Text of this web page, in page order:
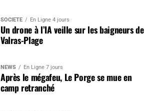
SOCIÉTÉ En Ligne 4 jours
Un drone à l’IA veille sur les baigneurs de
Valras-Plage
NEWS En Ligne 7 jours
Après le mégafeu, Le Porge se mue en
camp retranché